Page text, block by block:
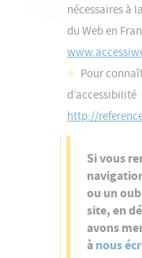
nécessaires à
du Web en
Pour
d’accessibilité
http://
Si vous
ou un
site, en
avons
ànous